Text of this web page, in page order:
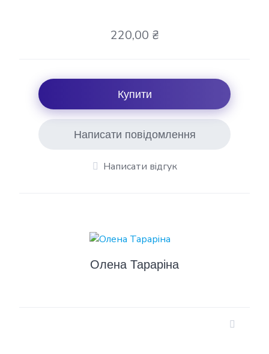
220,00 ₴
Купити
Написати повідомлення
Написати відгук
Олена Тараріна